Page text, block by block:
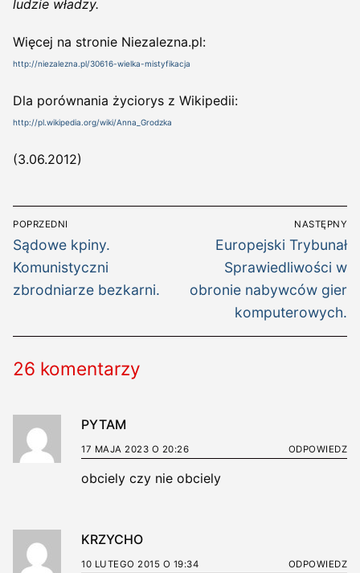
ludzie władzy.
Więcej na stronie Niezalezna.pl:
http://niezalezna.pl/30616-wielka-mistyfikacja
Dla porównania życiorys z Wikipedii:
http://pl.wikipedia.org/wiki/Anna_Grodzka
(3.06.2012)
Nawigacja
wpisu
POPRZEDNI
Poprzedni
wpis:
Sądowe kpiny.
Komunistyczni
zbrodniarze bezkarni.
NASTĘPNY
Następny
wpis:
Europejski Trybunał
Sprawiedliwości w
obronie nabywców gier
komputerowych.
26 komentarzy
PYTAM
17 MAJA 2023 O 20:26 ODPOWIEDZ
obciely czy nie obciely
KRZYCHO
10 LUTEGO 2015 O 19:34 ODPOWIEDZ